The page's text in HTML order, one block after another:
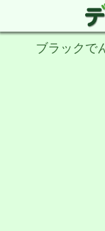
ブラックで